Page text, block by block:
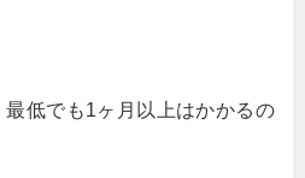
最低でも1ヶ月以上はかかるの